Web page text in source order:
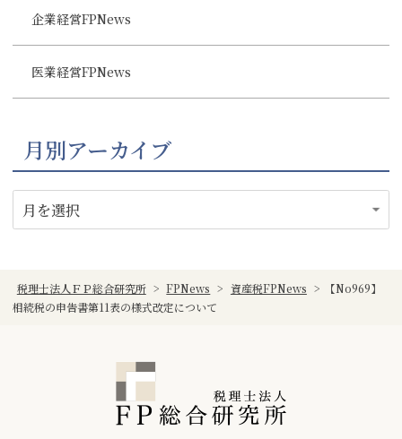
企業経営FPNews
医業経営FPNews
月別アーカイブ
税理士法人ＦＰ総合研究所 > FPNews > 資産税FPNews >
【No969】
相続税の申告書第11表の様式改定について